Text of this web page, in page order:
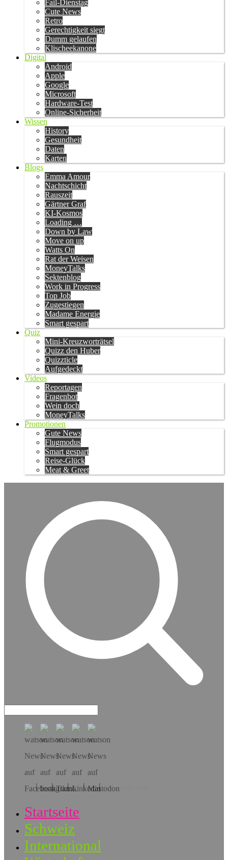
Fail-Dienstag
Cute News
Retro
Gerechtigkeit siegt
Dumm gelaufen
Klischeekanone
Digital
Android
Apple
Google
Microsoft
Hardware-Test
Online-Sicherheit
Wissen
History
Gesundheit
Daten
Karten
Blogs
Emma Amour
Nachtschicht
Rauszeit
Gärtner Graf
KI-Kosmos
Loading …
Down by Law
Move on up
Watts On
Rat der Weisen
MoneyTalks
Sektenblog
Work in Progress
Top Job
Zugestiegen
Madame Energie
Smart gespart
Quiz
Mini-Kreuzworträtsel
Quizz den Huber
Quizzticle
Aufgedeckt
Videos
Reportagen
Fragenbot
Wein doch
MoneyTalks
Promotionen
Gute News
Flugmodus
Smart gespart
Reise-Glück
Meat & Greet
Hol dir die App!
Startseite
Schweiz
International